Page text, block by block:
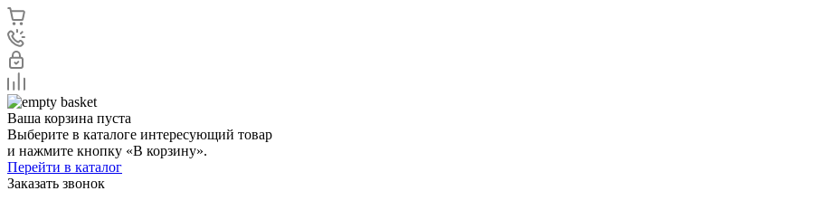
Ваша корзина пуста
Выберите в каталоге интересующий товар
и нажмите кнопку «В корзину».
Перейти в каталог
Заказать звонок